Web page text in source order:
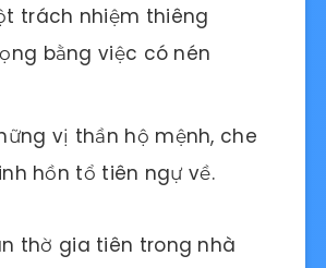
trách nhiệm thiêng
bằng việc có nén
vị thần hộ mệnh, che
hồn tổ tiên ngự về.
thờ gia tiên trong nhà